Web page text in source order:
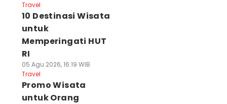
Travel
10 Destinasi Wisata
untuk
Memperingati HUT
RI
05 Agu 2026, 16:19 WIB
Travel
Promo Wisata
untuk Orang